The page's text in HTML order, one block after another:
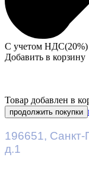
С учетом НДС(20%)
Добавить в корзину
Товар добавлен в
продолжить покупки
196651, Санкт-
д.1